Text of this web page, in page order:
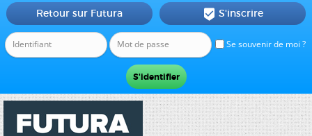
Se souvenir de moi ?
Retour sur Futura  S'inscrire